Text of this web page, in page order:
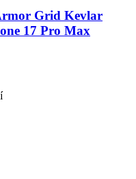
Grid Kevlar
17 Pro Max